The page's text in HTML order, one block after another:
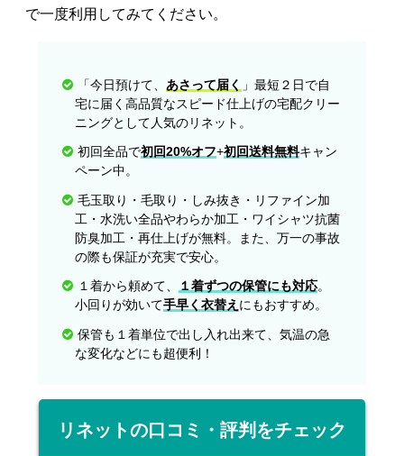
で一度利用してみてください。
「今日預けて、 あさって届く 」最短２日で自
宅に届く高品質なスピード仕上げの宅配クリー
ニングとして人気のリネット。
初回全品で初回20%オフ+初回送料無料キャン
ペーン中。
毛玉取り・毛取り・しみ抜き・リファイン加
工・水洗い全品やわらか加工・ワイシャツ抗菌
防臭加工・再仕上げが無料。また、万一の事故
の際も保証が充実で安心。
１着から頼めて、 １着ずつの保管にも対応。
小回りが効いて手早く衣替え にもおすすめ。
保管も１着単位で出し入れ出来て、気温の急
な変化などにも超便利！
リネットの口コミ・評判をチェック